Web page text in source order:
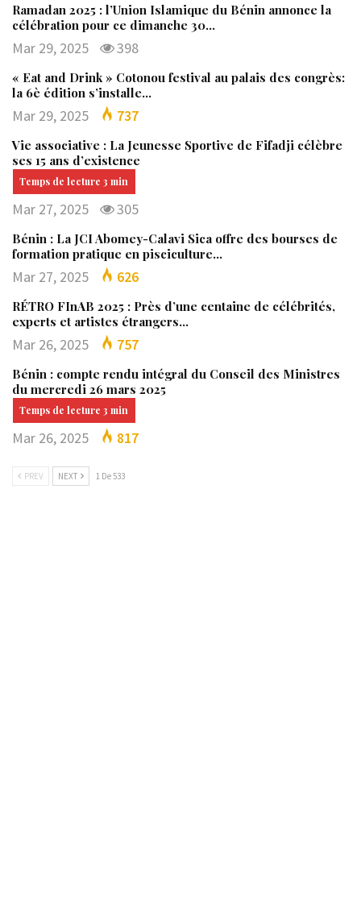
Ramadan 2025 : l’Union Islamique du Bénin annonce la
célébration pour ce dimanche 30…
Mar 29, 2025 398
« Eat and Drink » Cotonou festival au palais des congrès:
la 6è édition s’installe…
Mar 29, 2025 737
Vie associative : La Jeunesse Sportive de Fifadji célèbre
ses 15 ans d’existence
Mar 27, 2025 305
Bénin : La JCI Abomey-Calavi Sica offre des bourses de
formation pratique en pisciculture…
Mar 27, 2025 626
RÉTRO FInAB 2025 : Près d’une centaine de célébrités,
experts et artistes étrangers…
Mar 26, 2025 757
Bénin : compte rendu intégral du Conseil des Ministres
du mercredi 26 mars 2025
Mar 26, 2025 817
PREV NEXT 1 De 533